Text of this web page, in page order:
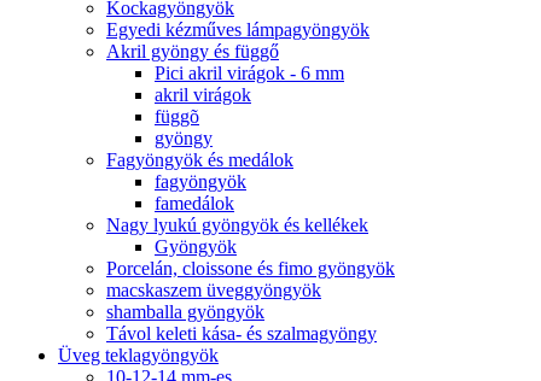
Kockagyöngyök
Egyedi kézműves lámpagyöngyök
Akril gyöngy és függő
Pici akril virágok - 6 mm
akril virágok
függõ
gyöngy
Fagyöngyök és medálok
fagyöngyök
famedálok
Nagy lyukú gyöngyök és kellékek
Gyöngyök
Porcelán, cloissone és fimo gyöngyök
macskaszem üveggyöngyök
shamballa gyöngyök
Távol keleti kása- és szalmagyöngy
Üveg teklagyöngyök